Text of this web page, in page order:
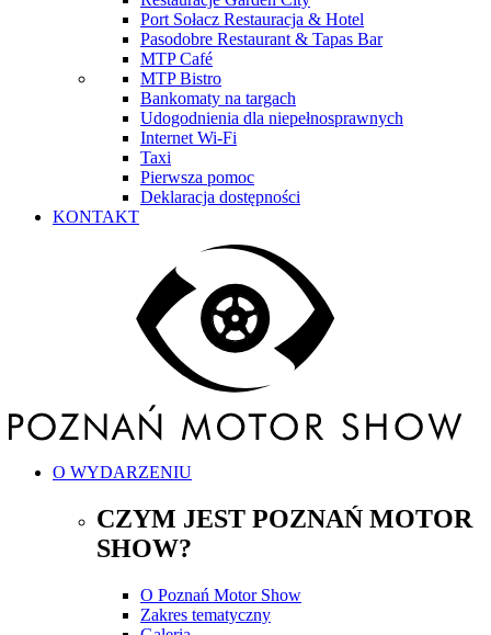
Port Sołacz Restauracja & Hotel
Pasodobre Restaurant & Tapas Bar
MTP Café
MTP Bistro
Bankomaty na targach
Udogodnienia dla niepełnosprawnych
Internet Wi-Fi
Taxi
Pierwsza pomoc
Deklaracja dostępności
KONTAKT
O WYDARZENIU
CZYM JEST POZNAŃ MOTOR
SHOW?
O Poznań Motor Show
Zakres tematyczny